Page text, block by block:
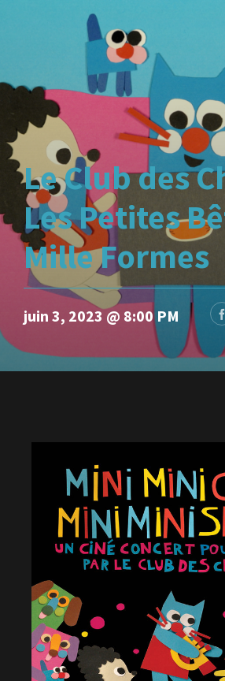
Le Club des
Les Petites
Mille Formes
juin 3, 2023 @ 8:00 PM